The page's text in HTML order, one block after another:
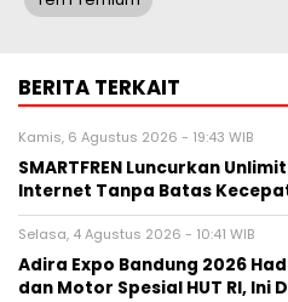
BERITA TERKAIT
Kamis, 6 Agustus 2026 - 19:43 WIB
SMARTFREN Luncurkan
Internet Tanpa Batas
Selasa, 4 Agustus 2026 - 10:41 WIB
Adira Expo Bandung 2026
dan Motor Spesial HUT RI,